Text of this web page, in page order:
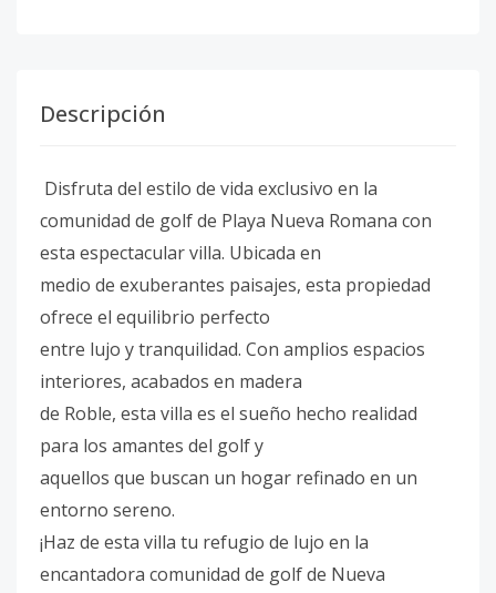
Descripción
Disfruta del estilo de vida exclusivo en la
comunidad de golf de Playa Nueva Romana con
esta espectacular villa. Ubicada en
medio de exuberantes paisajes, esta propiedad
ofrece el equilibrio perfecto
entre lujo y tranquilidad. Con amplios espacios
interiores, acabados en madera
de Roble, esta villa es el sueño hecho realidad
para los amantes del golf y
aquellos que buscan un hogar refinado en un
entorno sereno.
¡Haz de esta villa tu refugio de lujo en la
encantadora comunidad de golf de Nueva